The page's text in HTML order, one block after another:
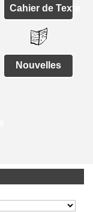
Cahier de Texte
Nouvelles